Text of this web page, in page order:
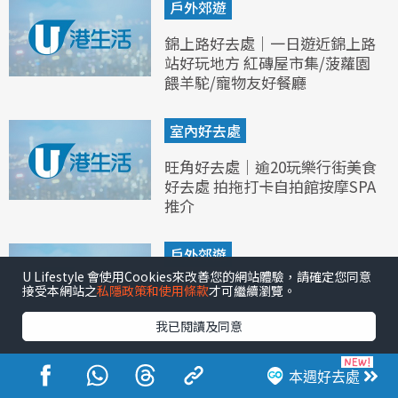
戶外郊遊
錦上路好去處｜一日遊近錦上路
站好玩地方 紅磚屋市集/菠蘿園
餵羊駝/寵物友好餐廳
室內好去處
旺角好去處｜逾20玩樂行街美食
好去處 拍拖打卡自拍館按摩SPA
推介
戶外郊遊
香港仔好去處丨一日遊逾10玩樂
景點美食 特色避風塘遊覽團/香
港仔下水塘打卡
室內好去處 本週好去處
U Lifestyle 會使用Cookies來改善您的網站體驗，請確定您同意
接受本網站之私隱政策和使用條款才可繼續瀏覽。
我已閱讀及同意